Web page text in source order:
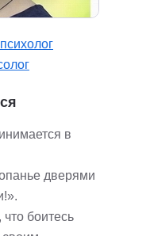
в
дверями
боитесь